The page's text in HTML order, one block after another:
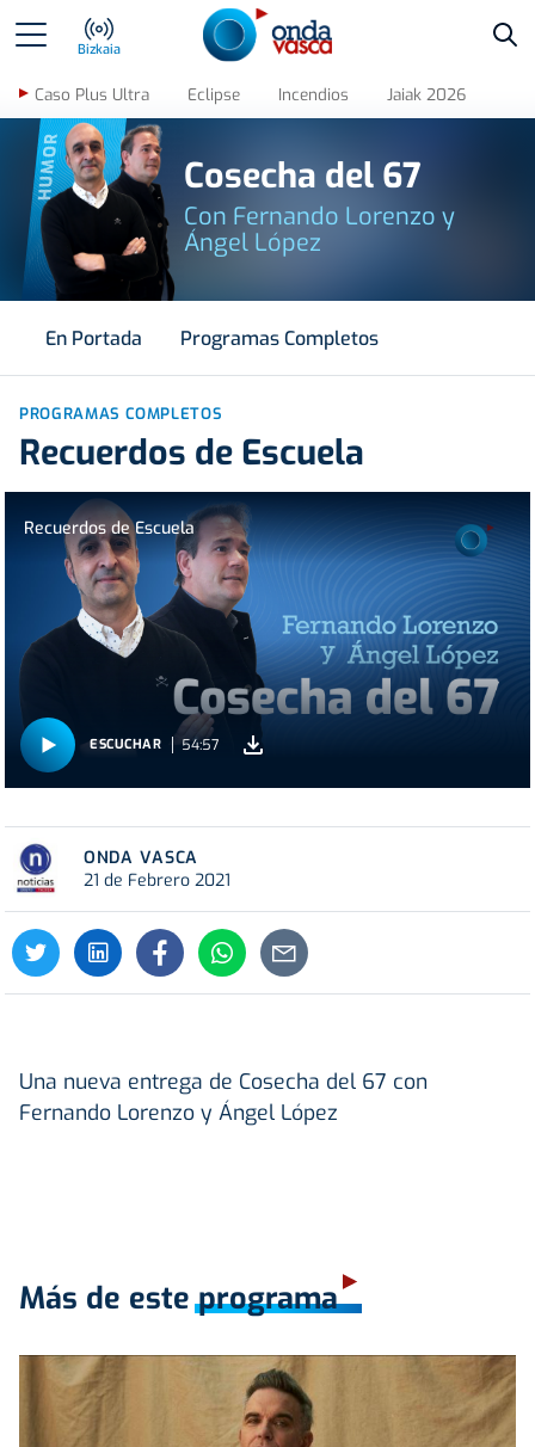
Bizkaia
Caso Plus Ultra Eclipse Incendios Jaiak 2026
HUMOR Cosecha del 67
Con Fernando Lorenzo y
Ángel López
En Portada Programas Completos
PROGRAMAS COMPLETOS
Recuerdos de Escuela
Recuerdos de Escuela
ESCUCHAR 54:57
ONDA VASCA
21 de Febrero 2021
Una nueva entrega de Cosecha del 67 con
Fernando Lorenzo y Ángel López
Más de este programa